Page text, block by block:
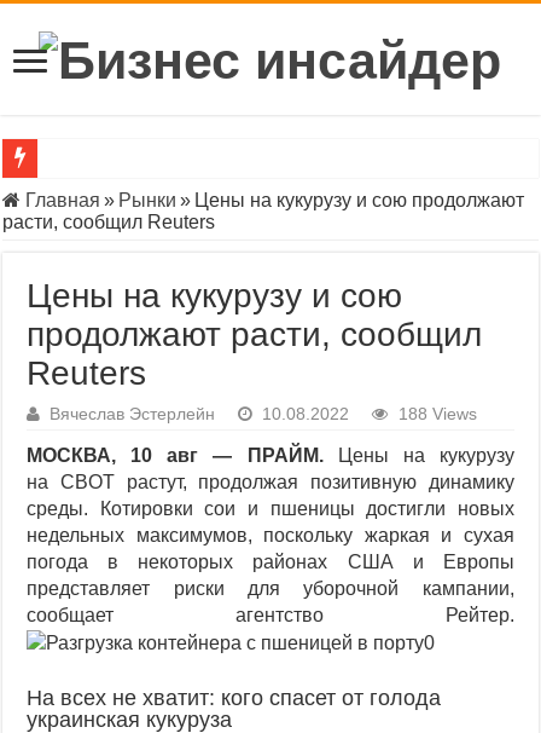
Что такое Центральный банк России и зачем он нужен
«Инвестпалата» раскрыла параметры второго этапа обмена
Индекс Мосбиржи показал сильнейшее дневное падение с
Официальный курс доллара ЦБ приблизился к ₽90
BofA предрек «бычий» тренд на сырьевых рынках до конца
ЦБ приостановил допэмиссию акций «Группы Позитив»
Индекс ОФЗ впервые за месяц упал ниже 103 пунктов
Индекс Мосбиржи опустился ниже 2600 пунктов впервые с
Индекс РТС впервые за два года опустился ниже 900 пунктов
Индекс Мосбиржи, бумаги «Газпрома» и Globaltrans: дайджест
Главная » Рынки » Цены на кукурузу и сою продолжают
расти, сообщил Reuters
Цены на кукурузу и сою
продолжают расти, сообщил
Reuters
Вячеслав Эстерлейн 10.08.2022 188 Views
МОСКВА, 10 авг — ПРАЙМ.Цены на кукурузу
на CBOT растут, продолжая позитивную динамику
среды. Котировки сои и пшеницы достигли новых
недельных максимумов, поскольку жаркая и сухая
погода в некоторых районах США и Европы
представляет риски для уборочной кампании,
сообщает агентство Рейтер.
На всех не хватит: кого спасет от голода
украинская кукуруза